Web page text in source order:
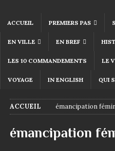
ACCUEIL PREMIERS PAS
EN VILLE EN BREF
LES 10 COMMANDEMENTS LE
VOYAGE IN ENGLISH QUI
ACCUEIL émancipation
émancipation